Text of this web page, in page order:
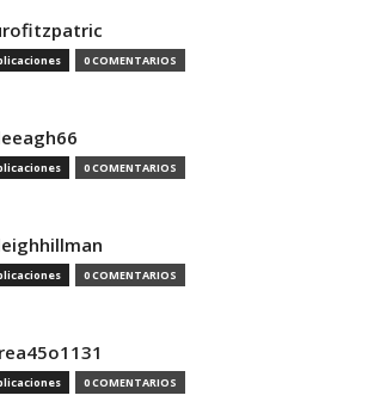
0 COMENTARIOS
0 COMENTARIOS
0 COMENTARIOS
0 COMENTARIOS